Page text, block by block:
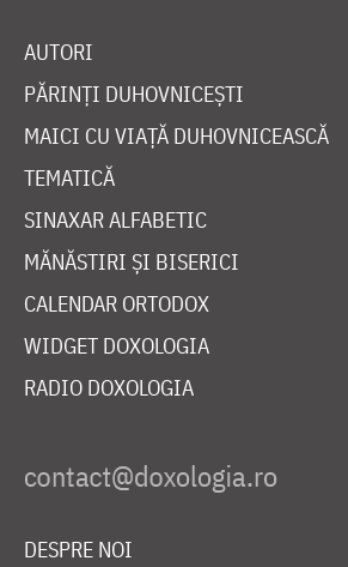
AUTORI
PĂRINȚI DUHOVNICEȘTI
MAICI CU VIAȚĂ DUHOVNICEASCĂ
TEMATICĂ
SINAXAR ALFABETIC
MĂNĂSTIRI ȘI BISERICI
CALENDAR ORTODOX
WIDGET DOXOLOGIA
RADIO DOXOLOGIA
DESPRE NOI